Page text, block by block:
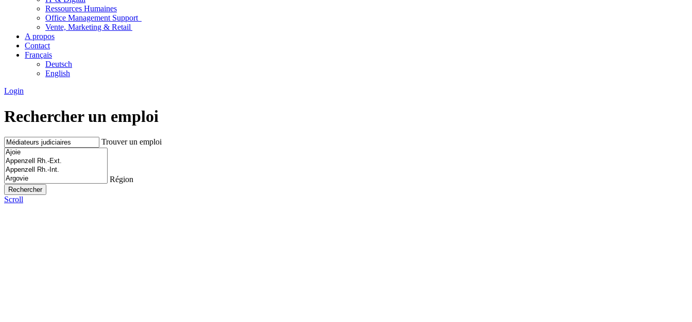
Ressources Humaines
Office Management Support
Vente, Marketing & Retail
A propos
Contact
Français
Deutsch
English
Login
Rechercher un emploi
Trouver un emploi
Région
Scroll